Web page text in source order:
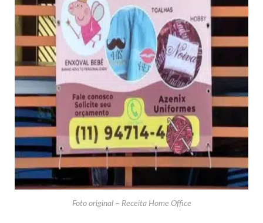
Foto original – Receita Home Office